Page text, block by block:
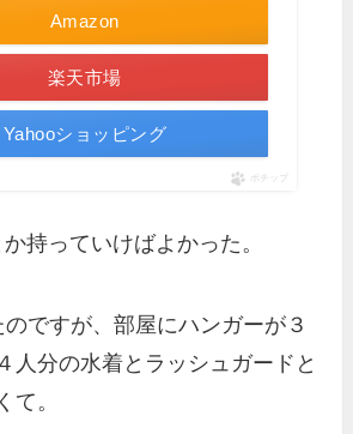
Amazon
楽天市場
Yahooショッピング
ポチップ
持っていけばよかった。
ですが、部屋にハンガーが３
人分の水着とラッシュガードと
て。